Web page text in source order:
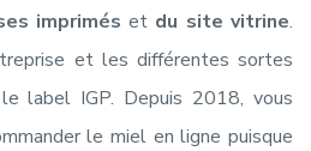
imprimés et du site vitrine.
et les différentes sortes
label IGP. Depuis 2018, vous
le miel en ligne puisque